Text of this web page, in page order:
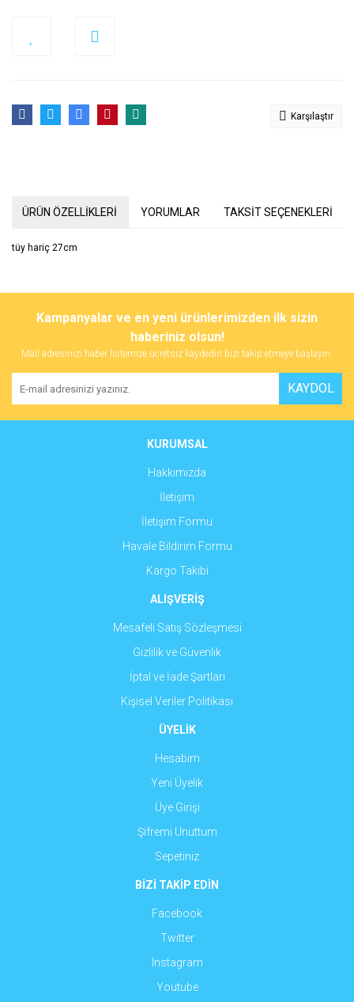
Karşılaştır
ÜRÜN ÖZELLİKLERİ YORUMLAR TAKSİT SEÇENEKLERİ
tüy hariç 27cm
Bu ürüne ilk yorumu siz yapın!
Yorum Yaz
tarafımıza iletebilirsiniz.
Görüş ve önerileriniz için teşekkür ederiz.
Ürün resmi kalitesiz, bozuk veya görüntülenemiyor.
Ürün açıklamasında eksik bilgiler bulunuyor.
Ürün fiyatı diğer sitelerden daha pahalı.
Gönder
Kampanyalar ve en yeni ürünlerimizden ilk sizin
haberiniz olsun!
Mail adresinizi haber listemize ücretsiz kaydedin bizi takip etmeye başlayın.
KAYDOL
KURUMSAL
Hakkımızda
İletişim
İletişim Formu
Havale Bildirim Formu
Kargo Takibi
ALIŞVERİŞ
Mesafeli Satış Sözleşmesi
Gizlilik ve Güvenlik
İptal ve İade Şartları
Kişisel Veriler Politikası
ÜYELİK
Hesabım
Yeni Üyelik
Üye Girişi
Şifremi Unuttum
Sepetiniz
BİZİ TAKİP EDİN
Facebook
Twitter
Instagram
Youtube